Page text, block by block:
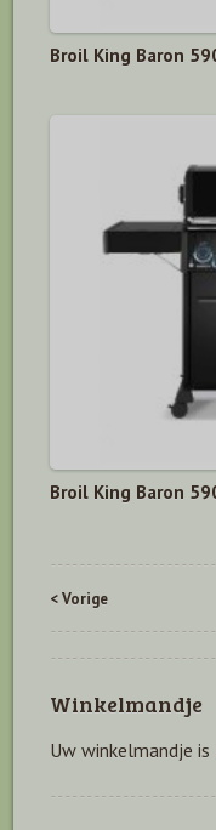
Broil King Baron
Broil King Baron
< Vorige
Winkelmandje
Uw winkelmandje is